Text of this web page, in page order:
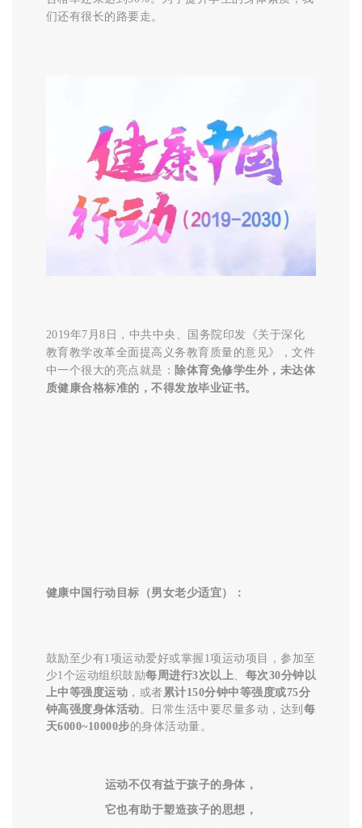
们还有很长的路要走。
2019年7月8日，中共中央、国务院印发《关于深化
教育教学改革全面提高义务教育质量的意见》，文件
中一个很大的亮点就是： 除体育免修学生外，未达体
质健康合格标准的，不得发放毕业证书。
健康中国行动目标（男女老少适宜）：
鼓励至少有1项运动爱好或掌握1项运动项目，参加至
少1个运动组织鼓励每周进行3次以上、 每次30分钟以
上中等强度运动 ，或者 累计150分钟中等强度或75分
钟高强度身体活动。 日常生活中要尽量多动，达到 每
天6000~10000步的身体活动量。
运动不仅有益于孩子的身体，
它也有助于塑造孩子的思想 ，